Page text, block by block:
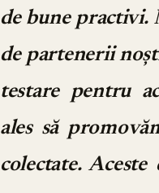
de bune practivi.
de partenerii
testare pentru
ales să
colectate.